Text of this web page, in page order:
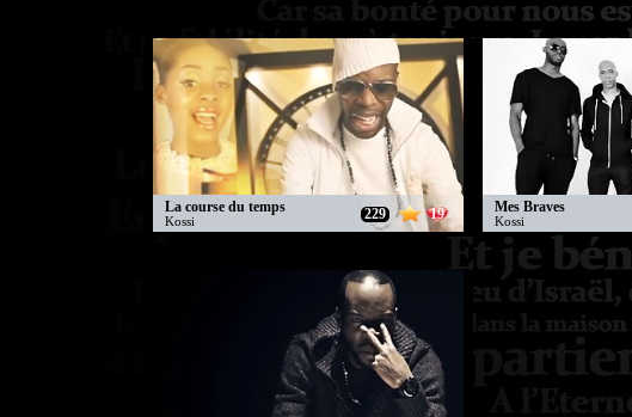
229 19
La course du temps
Kossi
Mes Braves
Kossi